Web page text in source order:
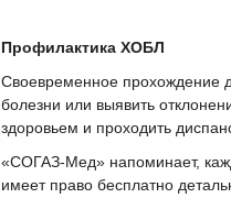
Профилактика ХОБЛ
Своевременное прохождение
болезни или выявить
здоровьем и проходить
«СОГАЗ-Мед» напоминает,
имеет право бесплатно